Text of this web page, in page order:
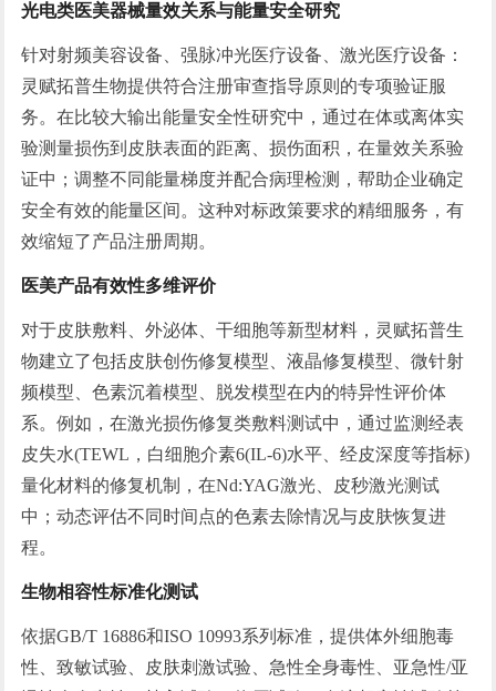
光电类医美器械量效关系与能量安全研究
针对射频美容设备、强脉冲光医疗设备、激光医疗设备：
灵赋拓普生物提供符合注册审查指导原则的专项验证服
务。在比较大输出能量安全性研究中，通过在体或离体实
验测量损伤到皮肤表面的距离、损伤面积，在量效关系验
证中；调整不同能量梯度并配合病理检测，帮助企业确定
安全有效的能量区间。这种对标政策要求的精细服务，有
效缩短了产品注册周期。
医美产品有效性多维评价
对于皮肤敷料、外泌体、干细胞等新型材料，灵赋拓普生
物建立了包括皮肤创伤修复模型、液晶修复模型、微针射
频模型、色素沉着模型、脱发模型在内的特异性评价体
系。例如，在激光损伤修复类敷料测试中，通过监测经表
皮失水(TEWL，白细胞介素6(IL-6)水平、经皮深度等指标)
量化材料的修复机制，在Nd:YAG激光、皮秒激光测试
中；动态评估不同时间点的色素去除情况与皮肤恢复进
程。
生物相容性标准化测试
依据GB/T 16886和ISO 10993系列标准，提供体外细胞毒
性、致敏试验、皮肤刺激试验、急性全身毒性、亚急性/亚